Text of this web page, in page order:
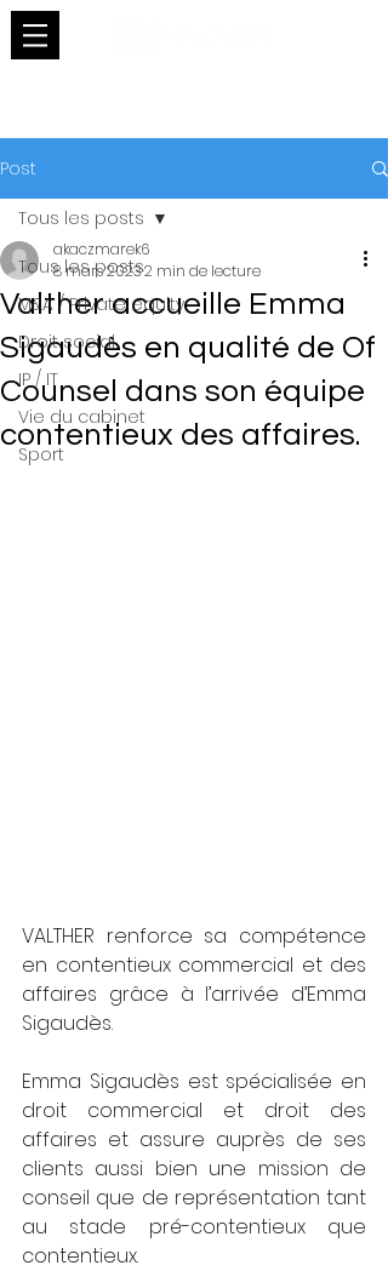
Post
Tous les posts
M&A / Private equity
Droit social
IP / IT
Vie du cabinet
Sport
Tous les posts
Valther accueille Emma
Sigaudès en qualité de Of
Counsel dans son équipe
contentieux des affaires.
akaczmarek6
8 mars 20232 min de lecture
VALTHER renforce sa compétence
en contentieux commercial et des
affaires grâce à l’arrivée d’Emma
Sigaudès.
Emma Sigaudès est spécialisée en
droit commercial et droit des
affaires et assure auprès de ses
clients aussi bien une mission de
conseil que de représentation tant
au stade pré-contentieux que
contentieux.